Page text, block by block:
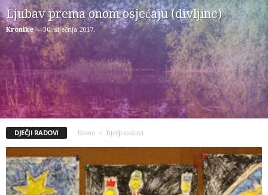
Ljubav prema onom osjećaju (divljine)
Kronike - 30. siječnja 2017.
DJEČJI RADOVI Home Dječji radovi